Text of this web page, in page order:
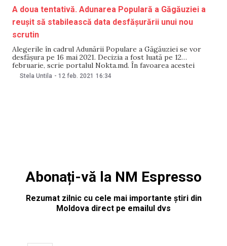
A doua tentativă. Adunarea Populară a Găgăuziei a
reușit să stabilească data desfășurării unui nou
scrutin
Alegerile în cadrul Adunării Populare a Găgăuziei se vor
desfășura pe 16 mai 2021. Decizia a fost luată pe 12
februarie, scrie portalul Nokta.md. În favoarea acestei
inițiative au votat 25 de deputați locali. De asemenea, aleșii
Stela Untila - 12 feb. 2021 16:34
Abonați-vă la NM Espresso
Rezumat zilnic cu cele mai importante știri din
Moldova direct pe emailul dvs